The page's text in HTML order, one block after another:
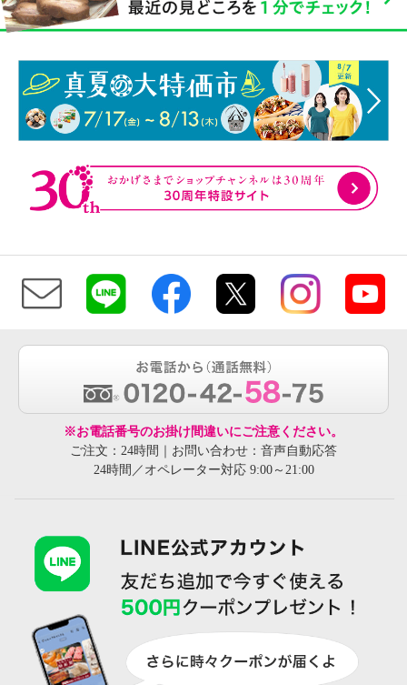
※お電話番号のお掛け間違いにご注意ください。
ご注文：24時間｜お問い合わせ：音声自動応答
24時間／オペレーター対応 9:00～21:00